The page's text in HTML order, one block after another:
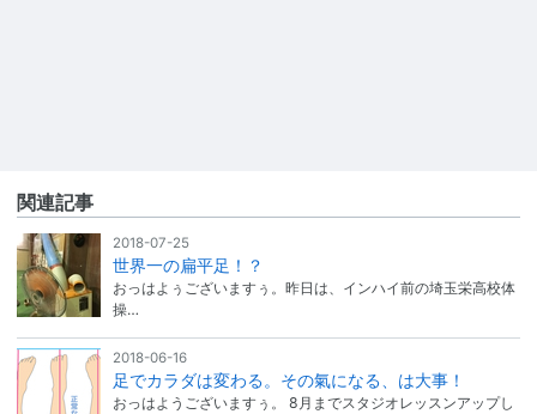
関連記事
2018-07-25
世界一の扁平足！？
おっはよぅございますぅ。昨日は、インハイ前の埼玉栄高校体
操…
2018-06-16
足でカラダは変わる。その氣になる、は大事！
おっはようございますぅ。 8月までスタジオレッスンアップし